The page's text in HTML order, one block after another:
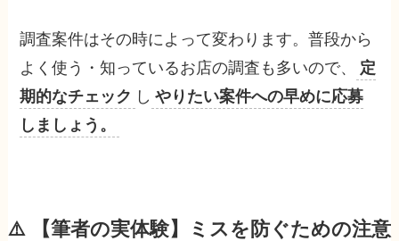
調査案件はその時によって変わります。普段から
よく使う・知っているお店の調査も多いので、
定
期的なチェック し やりたい案件への早めに応募
しましょう。
⚠️ 【筆者の実体験】 ミスを防ぐための注意